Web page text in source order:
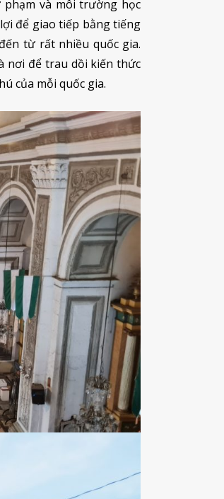
và môi trường học
để giao tiếp bằng tiếng
từ rất nhiều quốc gia.
nơi để trau dồi kiến thức
của mỗi quốc gia.